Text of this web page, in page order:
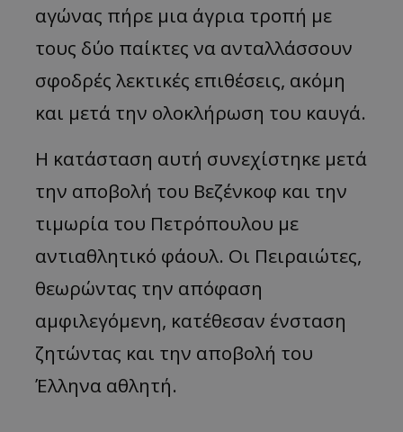
αγώνας πήρε μια άγρια τροπή με
τους δύο παίκτες να ανταλλάσσουν
σφοδρές λεκτικές επιθέσεις, ακόμη
και μετά την ολοκλήρωση του καυγά.
Η κατάσταση αυτή συνεχίστηκε μετά
την αποβολή του Βεζένκοφ και την
τιμωρία του Πετρόπουλου με
αντιαθλητικό φάουλ. Οι Πειραιώτες,
θεωρώντας την απόφαση
αμφιλεγόμενη, κατέθεσαν ένσταση
ζητώντας και την αποβολή του
Έλληνα αθλητή.